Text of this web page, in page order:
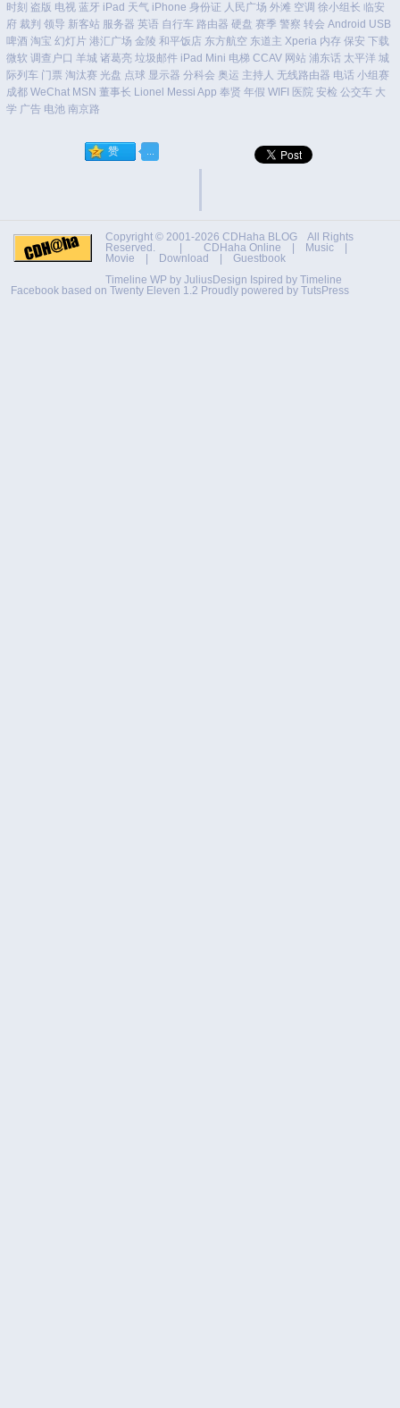
时刻 盗版 电视 蓝牙 iPad 天气 iPhone 身份证 人民广场 外滩 空调 徐小组长 临安
府 裁判 领导 新客站 服务器 英语 自行车 路由器 硬盘 赛季 警察 转会 Android USB
啤酒 淘宝 幻灯片 港汇广场 金陵 和平饭店 东方航空 东道主 Xperia 内存 保安 下载
微软 调查户口 羊城 诸葛亮 垃圾邮件 iPad Mini 电梯 CCAV 网站 浦东话 太平洋 城
际列车 门票 淘汰赛 光盘 点球 显示器 分科会 奥运 主持人 无线路由器 电话 小组赛
成都 WeChat MSN 董事长 Lionel Messi App 奉贤 年假 WIFI 医院 安检 公交车 大
学 广告 电池 南京路
Copyright © 2001-2026 CDHaha BLOG All Rights
Reserved. | CDHaha Online Music
Movie
Download
Guestbook
Timeline WP by JuliusDesign Ispired by Timeline
Facebook based on Twenty Eleven 1.2 Proudly powered by TutsPress